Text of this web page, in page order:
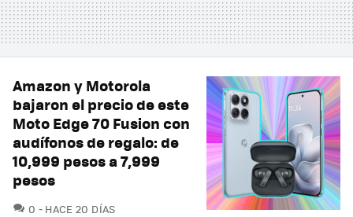
Amazon y Motorola
bajaron el precio de este
Moto Edge 70 Fusion con
audífonos de regalo: de
10,999 pesos a 7,999
pesos
0 COMENTARIOS
HACE 20 DÍAS